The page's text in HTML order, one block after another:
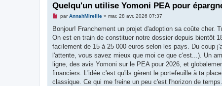
Quelqu'un utilise Yomoni PEA pour
M
s
a
g
n
o
n
l
u
parAnnahMireille» mar. 28 avr. 2026 07:37
Bonjour! Franchement un projet d'adoption sa coûte cher.
On est en train de constituer notre dossier depuis bientôt
facilement de 15 à 25 000 euros selon les pays. Du coup
l'attente, vous savez mieux que moi ce que c'est...). Un
ligne, des avis Yomoni sur le PEA pour 2026, et
financiers. L'idée c'est qu'ils gèrent le portefeuille à ta
classique. Ce qui me freine un peu c'est l'horizon de